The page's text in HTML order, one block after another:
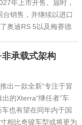
年上市开售。届时，
销售，并继续以进口
奥迪RS 5以及梅赛德
非承载式架构
出一款全新“专注于冒
的Xterra“继任者”车
也有望在同年内于国
相比奇骏车型或将更为